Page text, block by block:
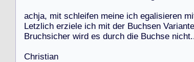
achja, mit schleifen meine ich egalisieren mi
Letzlich erziele ich mit der Buchsen Variante
Bruchsicher wird es durch die Buchse nicht.
Christian